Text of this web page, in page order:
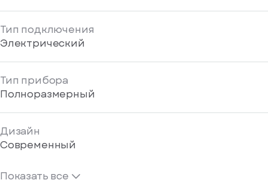
Тип подключения
Электрический
Тип прибора
Полноразмерный
Дизайн
Современный
Показать все